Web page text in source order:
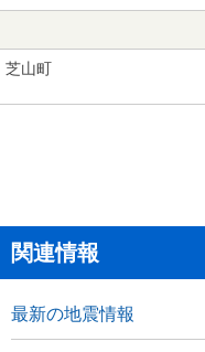
芝山町
関連情報
最新の地震情報